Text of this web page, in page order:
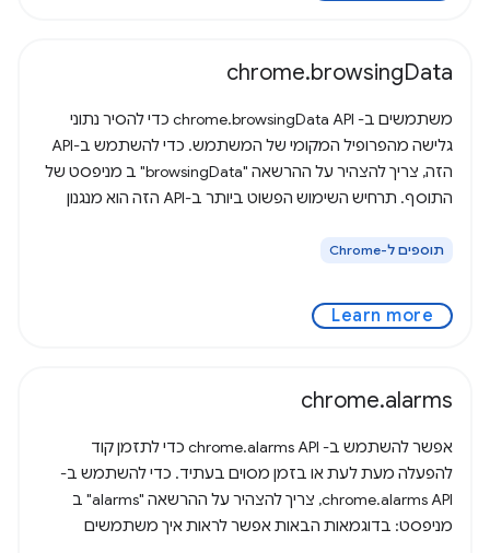
chrome.browsingData
משתמשים ב- chrome.browsingData API כדי להסיר נתוני
גלישה מהפרופיל המקומי של המשתמש. כדי להשתמש ב-API
הזה, צריך להצהיר על ההרשאה "browsingData" ב מניפסט של
התוסף. תרחיש השימוש הפשוט ביותר ב-API הזה הוא מנגנון
תוספים ל-Chrome
Learn more
chrome.alarms
אפשר להשתמש ב- chrome.alarms API כדי לתזמן קוד
להפעלה מעת לעת או בזמן מסוים בעתיד. כדי להשתמש ב-
chrome.alarms API, צריך להצהיר על ההרשאה "alarms" ב
מניפסט: בדוגמאות הבאות אפשר לראות איך משתמשים